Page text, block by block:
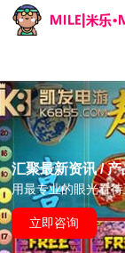
汇聚最新资讯 / 产
用最专业的眼光看
立即咨询